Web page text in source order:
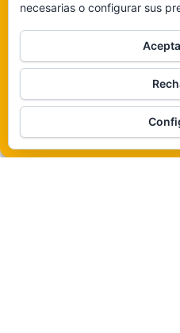
De
Veámos
Política
necesarias o configurar sus